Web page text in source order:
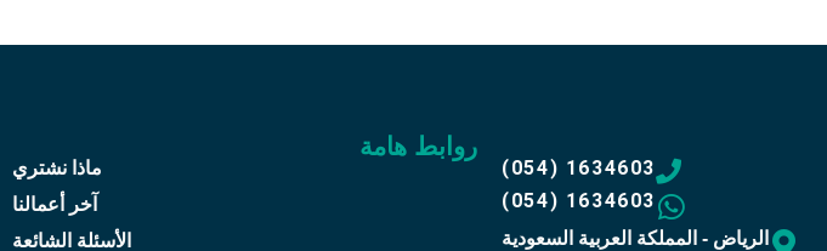
روابط هامة
ماذا نشتري
آخر أعمالنا
الأسئلة الشائعة
(054) 1634603
(054) 1634603
الرياض - المملكة العربية السعودية